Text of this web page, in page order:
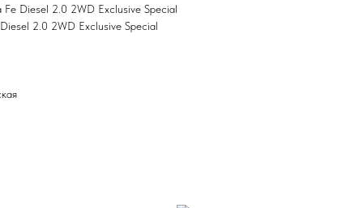
Diesel 2.0 2WD Exclusive Special
2.0 2WD Exclusive Special